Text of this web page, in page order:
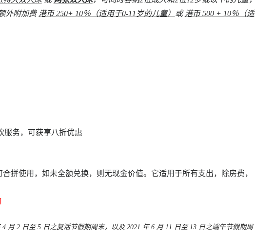
外附加费 港币 250+ 10％（适用于0-11岁的儿童） 或 港币 500 + 10％（适
服务，可获享八折优惠
拼使用，如未全额兑换，则无现金价值。它适用于所有支出，除房费，
月 2 日至 5 日之复活节假期周末，以及 2021 年 6 月 11 日至 13 日之端午节假期周